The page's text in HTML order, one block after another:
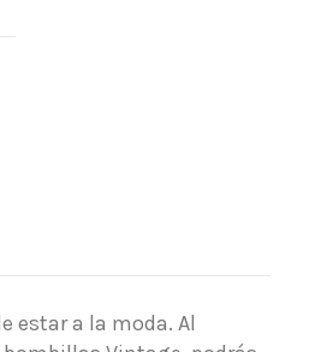
estar a la moda. Al